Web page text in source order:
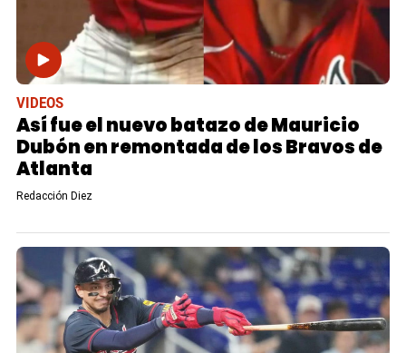
VIDEOS
Así fue el nuevo batazo de Mauricio
Dubón en remontada de los Bravos de
Atlanta
Redacción Diez